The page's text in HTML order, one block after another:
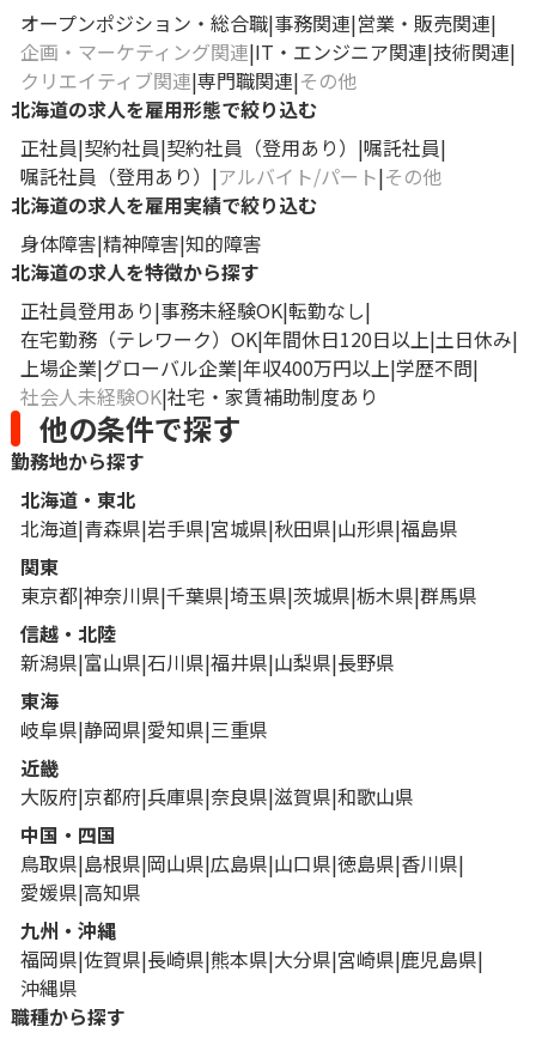
オープンポジション・総合職 事務関連 営業・販売関連
企画・マーケティング関連 IT・エンジニア関連 技術関連
クリエイティブ関連 専門職関連 その他
北海道の求人を雇用形態で絞り込む
正社員 契約社員 契約社員（登用あり）
嘱託社員
嘱託社員（登用あり）
アルバイト/パート その他
北海道の求人を雇用実績で絞り込む
身体障害 精神障害 知的障害
北海道の求人を特徴から探す
正社員登用あり 事務未経験OK 転勤なし
在宅勤務（テレワーク）OK 年間休日120日以上 土日休み
上場企業 グローバル企業 年収400万円以上 学歴不問
社会人未経験OK 社宅・家賃補助制度あり
他の条件で探す
勤務地から探す
北海道・東北
北海道 青森県 岩手県 宮城県 秋田県 山形県 福島県
関東
東京都 神奈川県 千葉県 埼玉県 茨城県 栃木県 群馬県
信越・北陸
新潟県 富山県 石川県 福井県 山梨県 長野県
東海
岐阜県 静岡県 愛知県 三重県
近畿
大阪府 京都府 兵庫県 奈良県 滋賀県 和歌山県
中国・四国
鳥取県 島根県 岡山県 広島県 山口県 徳島県 香川県
愛媛県 高知県
九州・沖縄
福岡県 佐賀県 長崎県 熊本県 大分県 宮崎県 鹿児島県
沖縄県
職種から探す